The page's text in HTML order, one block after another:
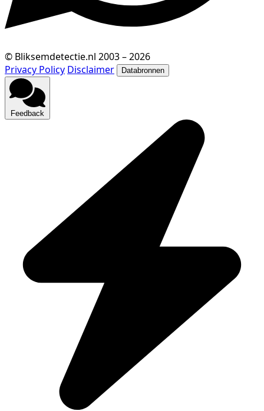
© Bliksemdetectie.nl 2003 – 2026
Privacy Policy Disclaimer Databronnen
Feedback